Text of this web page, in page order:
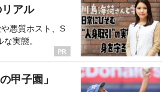
アル
悪質ホスト、S
実態。
甲子園」